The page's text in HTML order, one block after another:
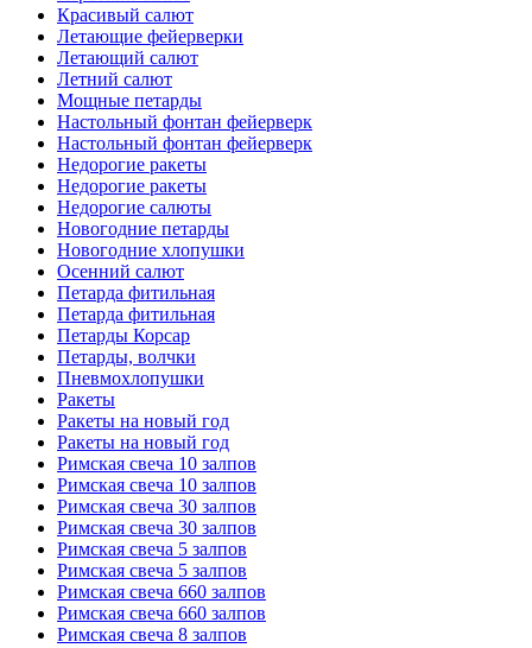
Красивый салют
Летающие фейерверки
Летающий салют
Летний салют
Мощные петарды
Настольный фонтан фейерверк
Настольный фонтан фейерверк
Недорогие ракеты
Недорогие ракеты
Недорогие салюты
Новогодние петарды
Новогодние хлопушки
Осенний салют
Петарда фитильная
Петарда фитильная
Петарды Корсар
Петарды, волчки
Пневмохлопушки
Ракеты
Ракеты на новый год
Ракеты на новый год
Римская свеча 10 залпов
Римская свеча 10 залпов
Римская свеча 30 залпов
Римская свеча 30 залпов
Римская свеча 5 залпов
Римская свеча 5 залпов
Римская свеча 660 залпов
Римская свеча 660 залпов
Римская свеча 8 залпов